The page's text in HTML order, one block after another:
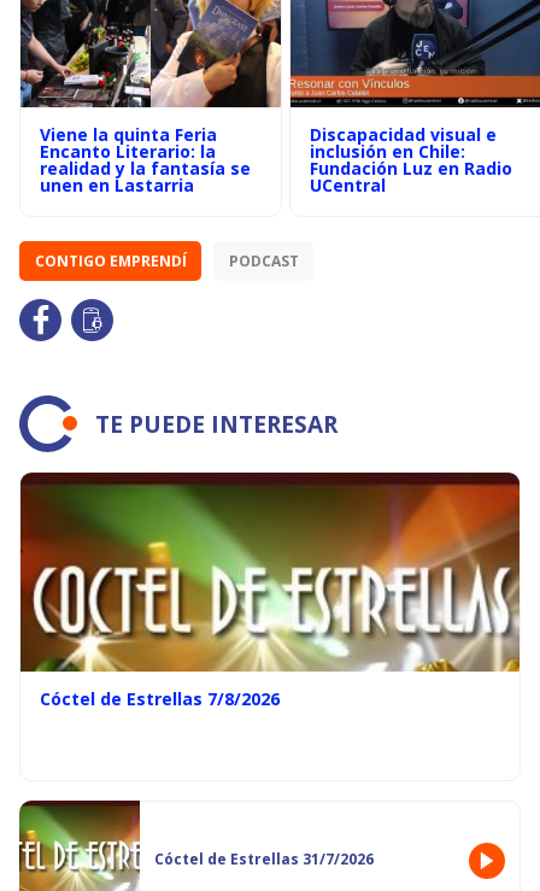
Viene la quinta Feria
Encanto Literario: la
realidad y la fantasía se
unen en Lastarria
Discapacidad visual e
inclusión en Chile:
Fundación Luz en Radio
UCentral
CONTIGO EMPRENDÍ PODCAST
TE PUEDE INTERESAR
Cóctel de Estrellas 7/8/2026
Cóctel de Estrellas 31/7/2026